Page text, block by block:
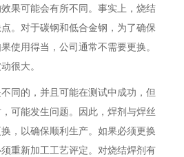
果可能会有所不同。事实上，烧结
。对于碳钢和低合金钢，为了确保
使用得当，公司通常不需要更换。
很大。
同的，并且可能在测试中成功，但
可能发生问题。因此，焊剂与焊丝
，以确保顺利生产。如果必须更换
重新加工工艺评定。对烧结焊剂有